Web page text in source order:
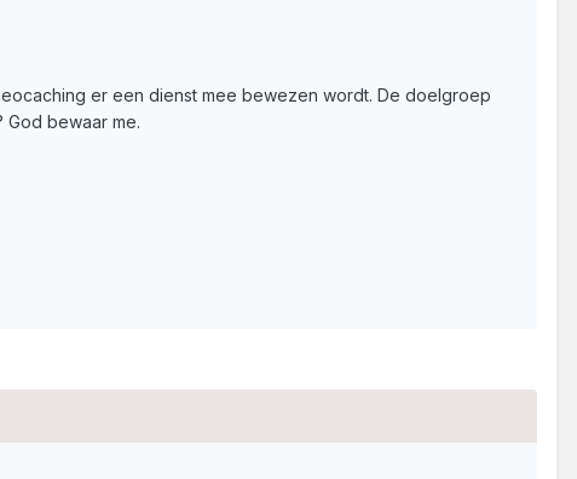
er een dienst mee bewezen wordt. De doelgroep
God bewaar me.